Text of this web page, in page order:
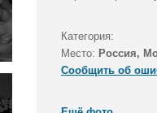
Категория:
Место: Россия,
Сообщить об